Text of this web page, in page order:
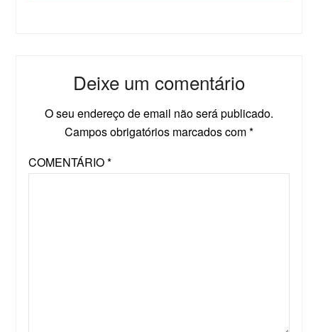
Deixe um comentário
O seu endereço de email não será publicado.
Campos obrigatórios marcados com*
COMENTÁRIO*